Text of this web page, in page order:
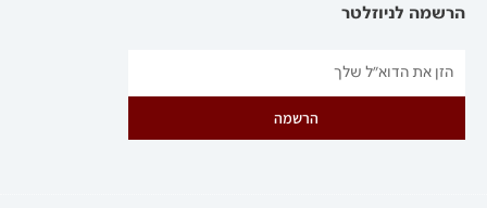
הרשמה לניוזלטר
הרשמה